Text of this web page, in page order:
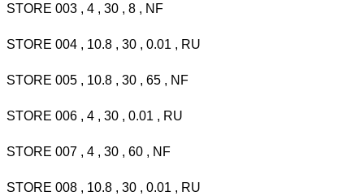
STORE 003 , 4 , 30 , 8 , NF
STORE 004 , 10.8 , 30 , 0.01 , RU
STORE 005 , 10.8 , 30 , 65 , NF
STORE 006 , 4 , 30 , 0.01 , RU
STORE 007 , 4 , 30 , 60 , NF
STORE 008 , 10.8 , 30 , 0.01 , RU